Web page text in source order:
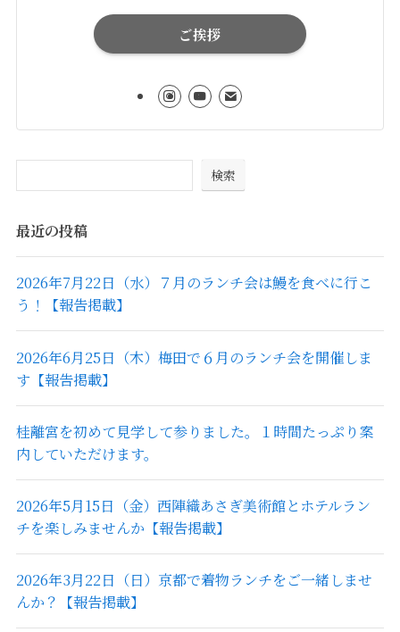
ご挨拶
検索
最近の投稿
2026年7月22日（水）７月のランチ会は鰻を食べに行こ
う！【報告掲載】
2026年6月25日（木）梅田で６月のランチ会を開催しま
す【報告掲載】
桂離宮を初めて見学して参りました。１時間たっぷり案
内していただけます。
2026年5月15日（金）西陣織あさぎ美術館とホテルラン
チを楽しみませんか【報告掲載】
2026年3月22日（日）京都で着物ランチをご一緒しませ
んか？【報告掲載】